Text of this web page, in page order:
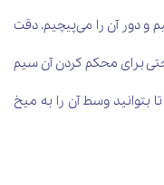
دور آن را می‌پیچیم. دقت
برای محکم کردن آن سیم
بتوانید وسط آن را به میخ